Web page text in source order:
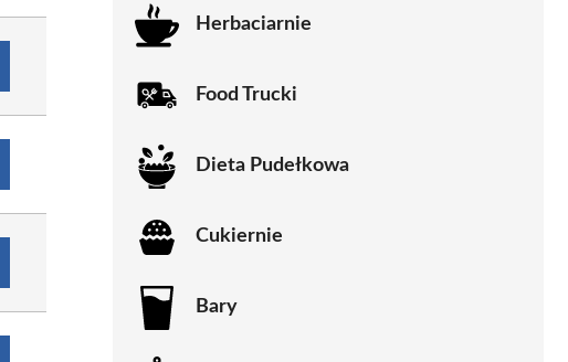
Herbaciarnie
Food Trucki
Dieta Pudełkowa
Cukiernie
Bary